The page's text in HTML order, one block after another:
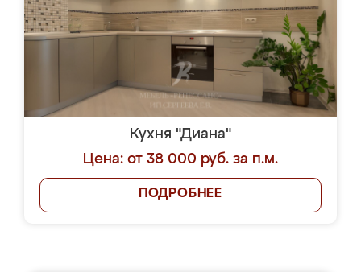
Кухня "Диана"
Цена: от 38 000 руб. за п.м.
ПОДРОБНЕЕ